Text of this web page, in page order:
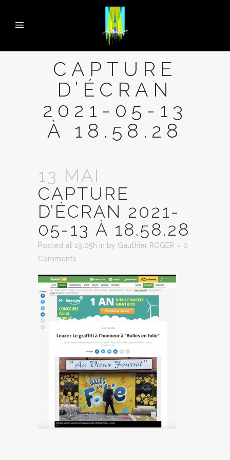
CAPTURE
D’ÉCRAN
2021-05-13
À 18.58.28
13 MAI
CAPTURE
D’ÉCRAN 2021-
05-13 À 18.58.28
Posted at 19:05h in by Gauthier ROGER
0
Comments